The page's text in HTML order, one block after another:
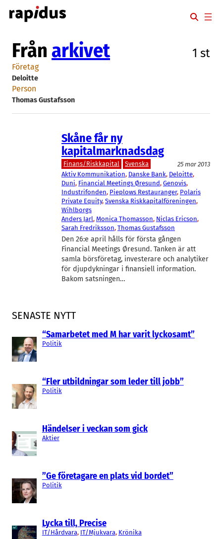
Hoppa
till
SENASTE NYTT
“Samarbetet med M har varit lyckosamt”
Politik
“Fler utbildningar som leder till jobb”
Politik
Händelser i veckan som gick
Aktier
”Ge företagare en plats vid bordet”
Politik
Lycka till, Precise
IT/Hårdvara, IT/Mjukvara, Krönika
Från arkivet 1 st
Företag
Deloitte
Person
Thomas Gustafsson
Skåne får ny
kapitalmarknadsdag
Finans/Riskkapital Svenska
25 mar 2013
Aktiv Kommunikation, Danske Bank, Deloitte
Duni, Financial Meetings Øresund, Genovis
Industrifonden, Pieplows Restauranger, Polaris
Private Equity, Svenska Riskkapitalföreningen
Wihlborgs
Anders Jarl, Monica Thomasson, Niclas Ericson
Sarah Fredriksson, Thomas Gustafsson
Den 26:e april hålls för första gången
Financial Meetings Øresund. Tanken är att
samla börsföretag, investerare och analytiker
för djupdykningar i finansiell information.
Bakom satsningen…